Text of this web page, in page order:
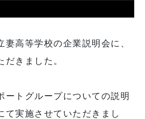
妻高等学校の企業説明会に、
だきました。
ートグループについての説明
て実施させていただきまし